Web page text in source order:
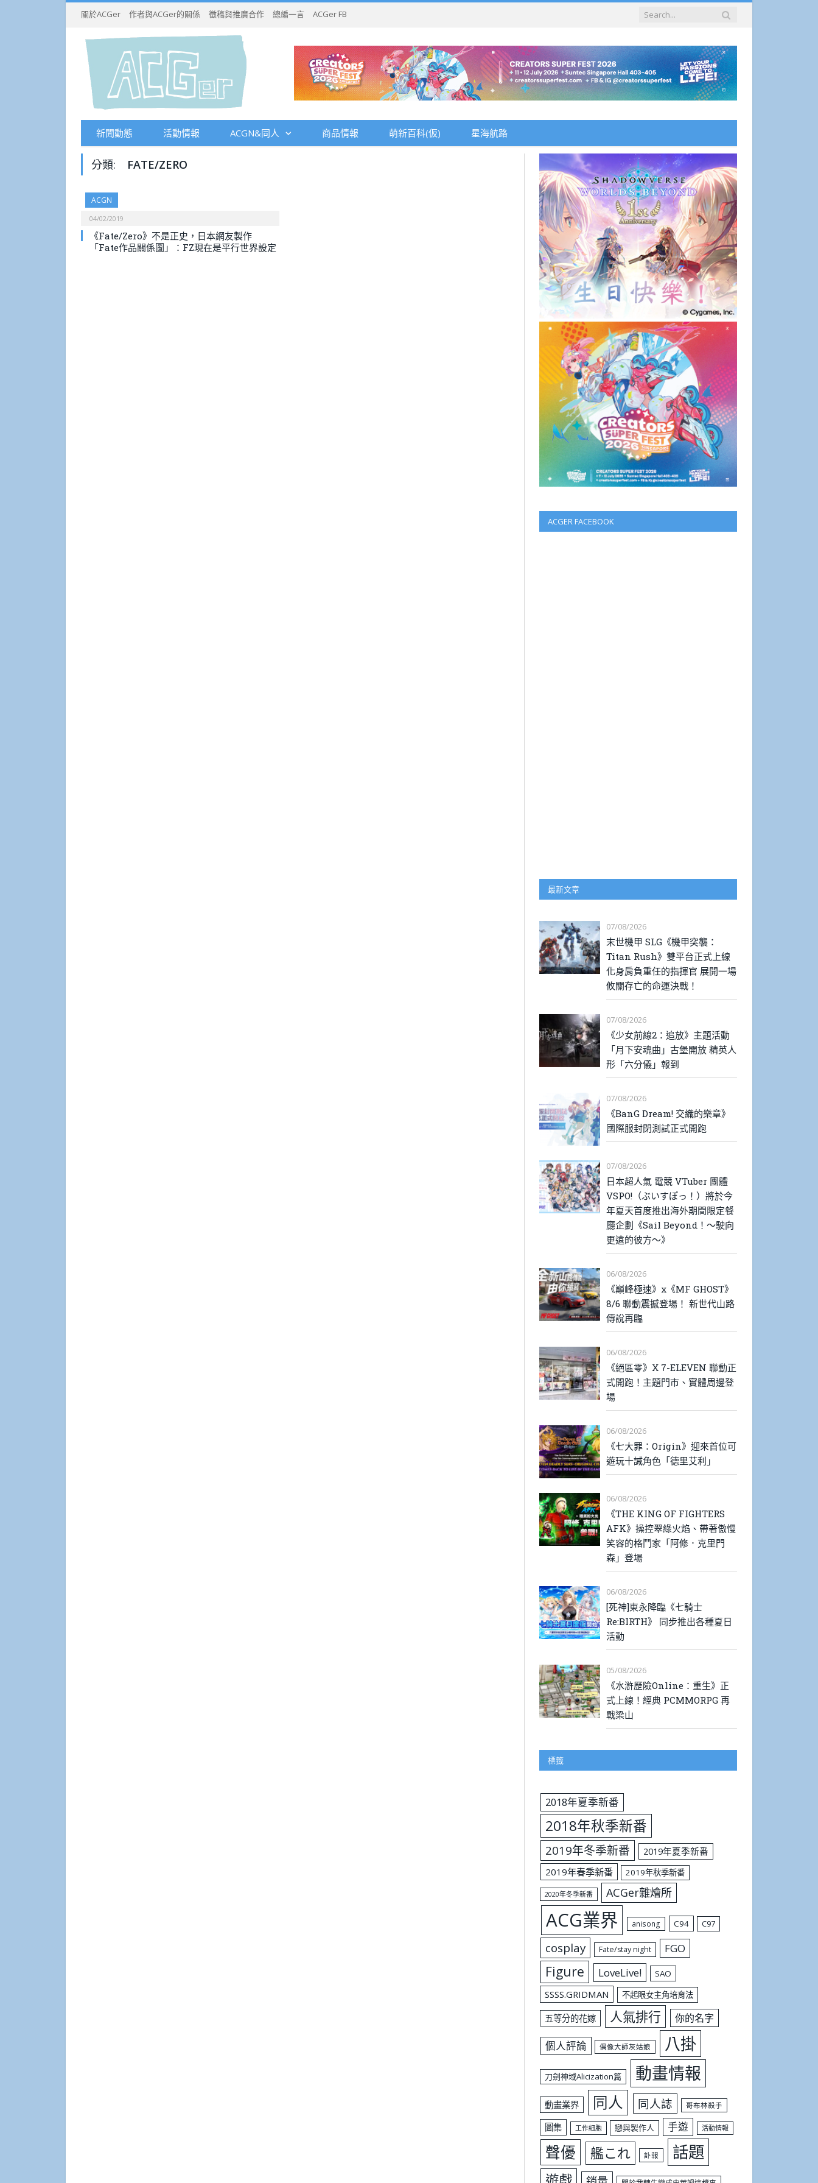
關於ACGer 作者與ACGer的關係 徵稿與推廣合作 總編一言 ACGer FB
新聞動態 活動情報 ACGN&同人 商品情報 萌新百科(仮) 星海航路
分類: FATE/ZERO
ACGN
04/02/2019
《Fate/Zero》不是正史，日本網友製作
「Fate作品關係圖」：FZ現在是平行世界設定
ACGER FACEBOOK
最新文章
07/08/2026
末世機甲 SLG《機甲突襲：
Titan Rush》雙平台正式上線
化身肩負重任的指揮官 展開一場
攸關存亡的命運決戰！
07/08/2026
《少女前線2：追放》主題活動
「月下安魂曲」古堡開放 精英人
形「六分儀」報到
07/08/2026
《BanG Dream! 交織的樂章》
國際服封閉測試正式開跑
07/08/2026
日本超人氣 電競 VTuber 團體
VSPO!（ぶいすぽっ！）將於今
年夏天首度推出海外期間限定餐
廳企劃《Sail Beyond！～駛向
更遠的彼方～》
06/08/2026
《巔峰極速》x《MF GHOST》
8/6 聯動震撼登場！ 新世代山路
傳說再臨
06/08/2026
《絕區零》X 7-ELEVEN 聯動正
式開跑！主題門市、實體周邊登
場
06/08/2026
《七大罪：Origin》迎來首位可
遊玩十誡角色「德里艾利」
06/08/2026
《THE KING OF FIGHTERS
AFK》操控翠綠火焰、帶著傲慢
笑容的格鬥家「阿修．克里門
森」登場
06/08/2026
[死神]東永降臨《七騎士
Re:BIRTH》 同步推出各種夏日
活動
05/08/2026
《水滸歷險Online：重生》正
式上線！經典 PCMMORPG 再
戰梁山
標籤
2018年夏季新番
2018年秋季新番
2019年冬季新番
2019年夏季新番
2019年春季新番
2019年秋季新番
2020年冬季新番 ACGer雜燴所
ACG業界 anisong C94 C97
cosplay Fate/stay night FGO
Figure LoveLive! SAO
SSSS.GRIDMAN 不起眼女主角培育法
五等分的花嫁 人氣排行 你的名字
個人評論 偶像大師灰姑娘 八掛
刀劍神域Alicization篇 動畫情報
動畫業界 同人 同人誌 哥布林殺手
圖集 工作細胞 戀與製作人 手遊 活動情報
聲優 艦これ 訃報 話題